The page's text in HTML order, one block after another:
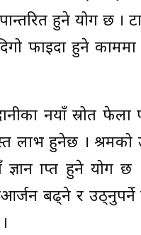
हुने योग छ ।
फाइदा हुने
नयाँ स्रोत फेला
लाभ हुनेछ । श्रमको
प्राप्त हुने योग छ
बढ्ने र उठ्नुपर्ने